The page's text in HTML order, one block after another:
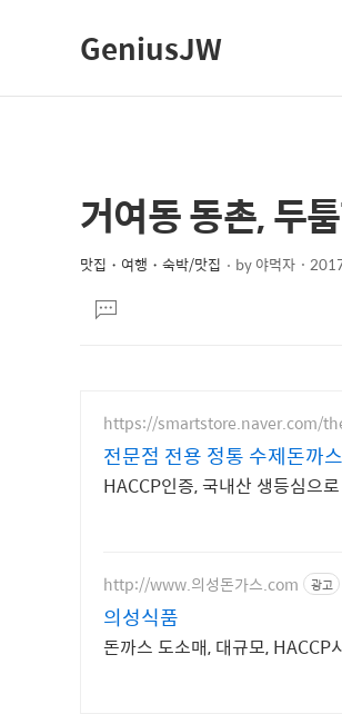
GeniusJW
상
세
컨
텐
본
문
제
거여동 동촌, 두
맛집・여행・숙박/맛집 by야먹자
문댓
글
https://smartstore.naver.com/
전문점 전용 정통 수제돈까
HACCP인증, 국내산 생등심으
http://www.의성돈가스.com 광고
의성식품
돈까스 도소매, 대규모, HACCP